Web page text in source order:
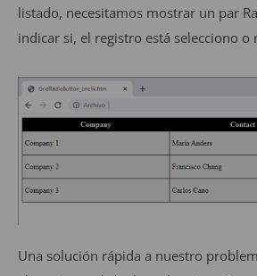
listado, necesitamos mostrar un par
indicar si, el registro está selecciono o
Una solución rápida a nuestro